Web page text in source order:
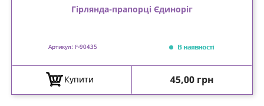
Гірлянда-прапорці Єдиноріг
Артикул: F-90435 В наявності
Купити Ціна
45,00 грн